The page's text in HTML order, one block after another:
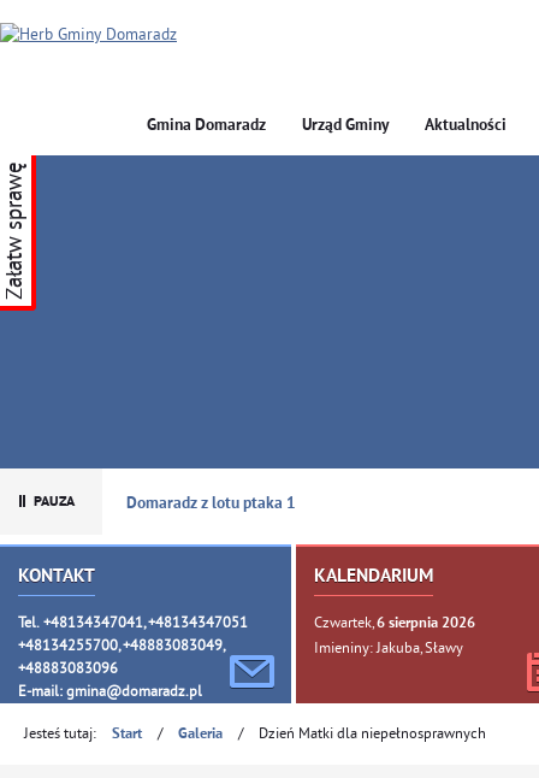
GMINA DOMARADZ
Gmina Domaradz Urząd Gminy Aktualności
Domaradz z lotu ptaka 1
KONTAKT
Tel. +48134347041, +48134347051
+48134255700, +48883083049,
+48883083096
E-mail: gmina@domaradz.pl
KALENDARIUM
Czwartek, 6sierpnia 2026
Imieniny: Jakuba, Sławy
Załatw sprawę
Jesteś tutaj: Start / Galeria / Dzień Matki dla niepełnosprawnych